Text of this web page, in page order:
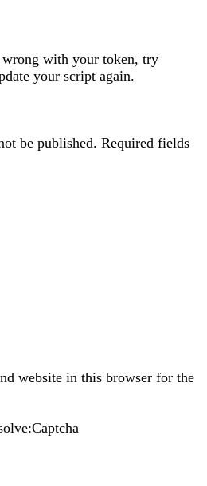
wrong with your token, try
your script again.
be published. Required fields
website in this browser for the